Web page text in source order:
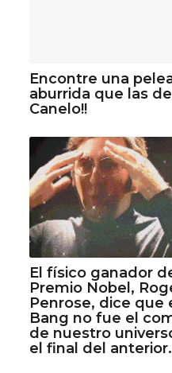
Encontre una
aburrida que las del
Canelo!!
El físico ganador
Premio Nobel,
Penrose, dice que
Bang no fue el
de nuestro
el final del anterior.